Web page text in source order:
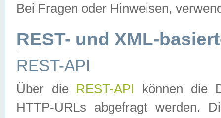
Bei Fragen oder Hinweisen,
REST- und XML-
REST-API
Über die REST-API können die
HTTP-URLs abgefragt werden.